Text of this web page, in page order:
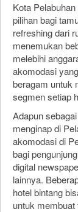
Kota
pilihan bagi
refreshing dari
menemukan
melebihi
akomodasi
beragam untuk
segmen setiap
Adapun
menginap di
akomodasi di
bagi
digital
lainnya.
hotel bintang
untuk